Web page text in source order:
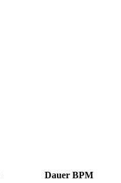
Dauer BPM